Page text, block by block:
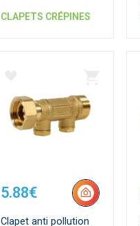
CLAPETS CRÉPINES
5.88€
Clapet anti pollution